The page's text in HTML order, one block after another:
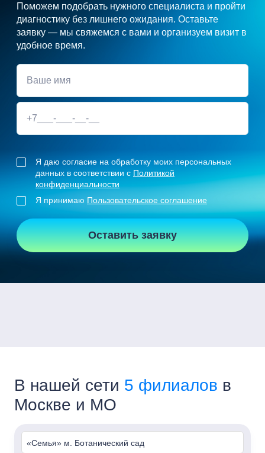
Поможем подобрать нужного специалиста и пройти
диагностику без лишнего ожидания. Оставьте
заявку — мы свяжемся с вами и организуем визит в
удобное время.
Я даю согласие на обработку моих персональных
данных в соответствии с Политикой
конфиденциальности
Я принимаю Пользовательское соглашение
Оставить заявку
В нашей сети 5 филиалов в
Москве и МО
«Семья» м. Ботанический сад